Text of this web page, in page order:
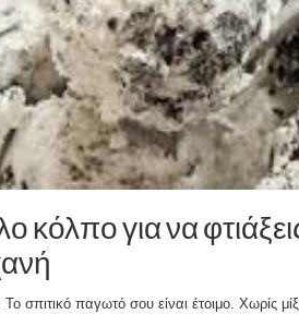
κόλπο για να
σπιτικό παγωτό σου είναι έτοιμο. Xωρίς